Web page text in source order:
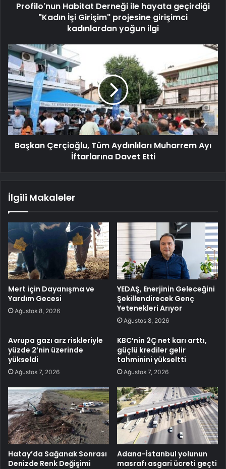
Profilo'nun Habitat Derneği ile hayata geçirdiği
"Kadın İşi Girişim" projesine girişimci
kadınlardan yoğun ilgi
Başkan Çerçioğlu, Tüm Aydınlıları Muharrem Ayı
İftarlarına Davet Etti
İlgili Makaleler
Mert için Dayanışma ve
Yardım Gecesi
Ağustos 8, 2026
YEDAŞ, Enerjinin Geleceğini
Şekillendirecek Genç
Yetenekleri Arıyor
Ağustos 8, 2026
Avrupa gazı arz riskleriyle
yüzde 2’nin üzerinde
yükseldi
Ağustos 7, 2026
KBC’nin 2Ç net karı arttı,
güçlü krediler gelir
tahminini yükseltti
Ağustos 7, 2026
Hatay’da Sağanak Sonrası
Denizde Renk Değişimi
Adana-İstanbul yolunun
masrafı asgari ücreti geçti